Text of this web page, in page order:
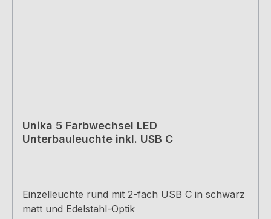
Unika 5 Farbwechsel LED
Unterbauleuchte inkl. USB C
Einzelleuchte rund mit 2-fach USB C in schwarz
matt und Edelstahl-Optik